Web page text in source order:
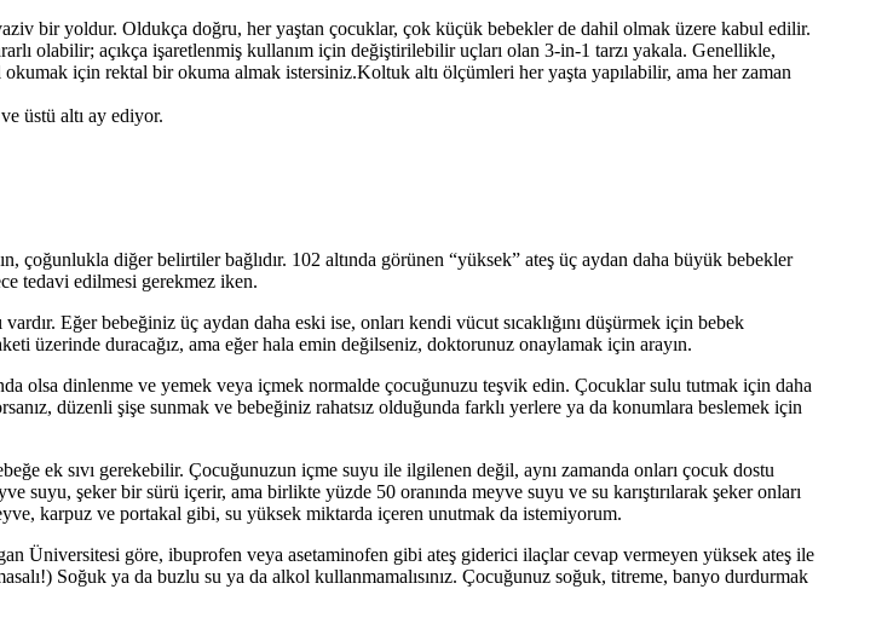
bir yoldur. Oldukça doğru, her yaştan çocuklar, çok küçük bebekler de dahil olmak üzere kabul edilir.
olabilir; açıkça işaretlenmiş kullanım için değiştirilebilir uçları olan 3-in-1 tarzı yakala. Genellikle,
için rektal bir okuma almak istersiniz.Koltuk altı ölçümleri her yaşta yapılabilir, ama her zaman
üstü altı ay ediyor.
çoğunlukla diğer belirtiler bağlıdır. 102 altında görünen “yüksek” ateş üç aydan daha büyük bebekler
tedavi edilmesi gerekmez iken.
Eğer bebeğiniz üç aydan daha eski ise, onları kendi vücut sıcaklığını düşürmek için bebek
üzerinde duracağız, ama eğer hala emin değilseniz, doktorunuz onaylamak için arayın.
olsa dinlenme ve yemek veya içmek normalde çocuğunuzu teşvik edin. Çocuklar sulu tutmak için daha
düzenli şişe sunmak ve bebeğiniz rahatsız olduğunda farklı yerlere ya da konumlara beslemek için
ek sıvı gerekebilir. Çocuğunuzun içme suyu ile ilgilenen değil, aynı zamanda onları çocuk dostu
suyu, şeker bir sürü içerir, ama birlikte yüzde 50 oranında meyve suyu ve su karıştırılarak şeker onları
karpuz ve portakal gibi, su yüksek miktarda içeren unutmak da istemiyorum.
Üniversitesi göre, ibuprofen veya asetaminofen gibi ateş giderici ilaçlar cevap vermeyen yüksek ateş ile
Soğuk ya da buzlu su ya da alkol kullanmamalısınız. Çocuğunuz soğuk, titreme, banyo durdurmak